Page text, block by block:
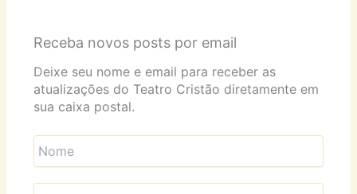
Receba novos posts por email
Deixe seu nome e email para receber as
atualizações do Teatro Cristão diretamente em
sua caixa postal.